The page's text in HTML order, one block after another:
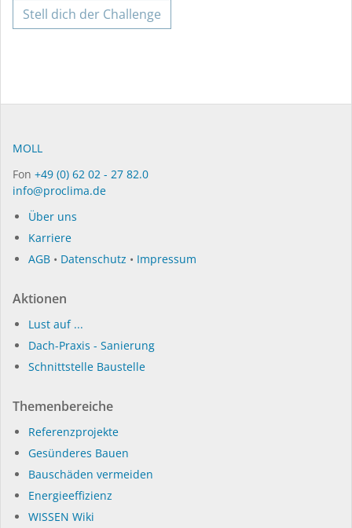
Stell dich der Challenge
MOLL
Fon +49 (0) 62 02 - 27 82.0
info@proclima.de
Über uns
Karriere
AGB • Datenschutz • Impressum
Aktionen
Lust auf ...
Dach-Praxis - Sanierung
Schnittstelle Baustelle
Themenbereiche
Referenzprojekte
Gesünderes Bauen
Bauschäden vermeiden
Energieeffizienz
WISSEN Wiki